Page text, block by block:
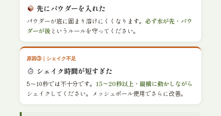
先にパウダーを入れた
パウダーが底に固まり溶けにくくなります。 必ず水が先・パウ
ダーが後 というルールを守ってください。
原因③｜シェイク不足
シェイク時間が短すぎた
5〜10秒では不十分です。 15〜20秒以上・縦横に動かしながら
シェイクしてください。メッシュボール使用でさらに改善。